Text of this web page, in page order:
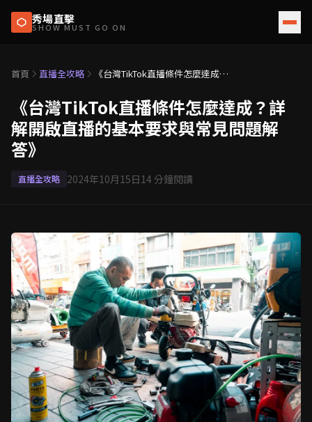
秀場直擊
SHOW MUST GO ON
首頁 直播全攻略
《台灣TikTok直播條件怎麼達成？
題解答》
《台灣TikTok直播條件怎麼達成？詳
解開啟直播的基本要求與常見問題解
答》
直播全攻略 2024年10月15日14 分鐘閱讀